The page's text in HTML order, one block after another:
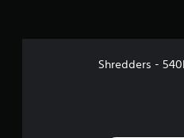
Shredders -